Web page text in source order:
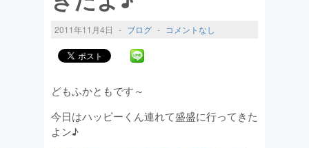
2011年11月4日 - ブログ - コメントなし
どもふかともです～
今日はハッピーくん連れて盛盛に行ってきた
よン♪